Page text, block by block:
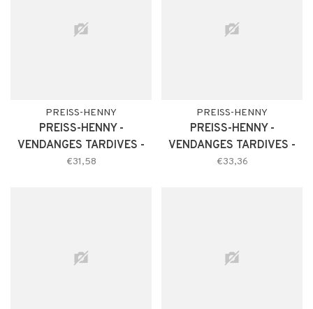
PREISS-HENNY
PREISS-HENNY -
VENDANGES TARDIVES -
PINOT GRIS
€31,58
PREISS-HENNY
PREISS-HENNY -
VENDANGES TARDIVES -
GEWURZTRAMINER
€33,36